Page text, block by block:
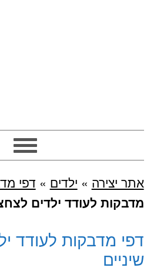
אתר יצירה » ילדים » דפי
מדבקות לעודד ילדים
דפי מדבקות לעודד
שיניים